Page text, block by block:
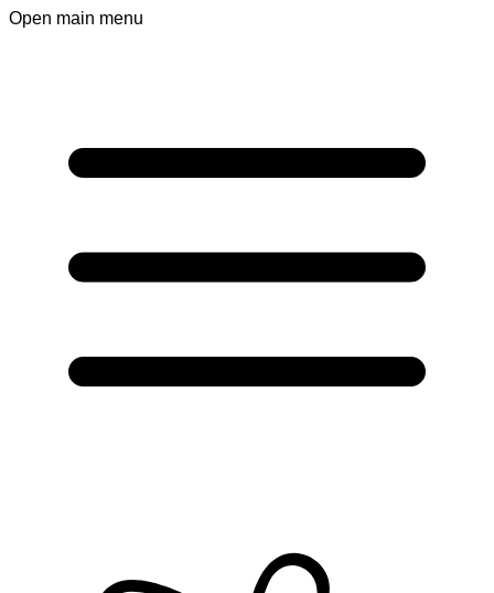
Open main menu